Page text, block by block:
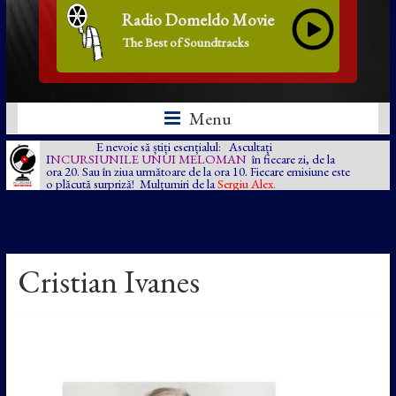
Radio Domeldo Movie
The Best of Soundtracks
Menu
E nevoie să știți esențialul: Ascultați
INCURSIUNILE UNUI MELOMAN în fiecare zi, de la
ora 20. Sau în ziua următoare de la ora 10. Fiecare emisiune este
o plăcută surpriză! Mulțumiri de la Sergiu Alex.
Cristian Ivanes